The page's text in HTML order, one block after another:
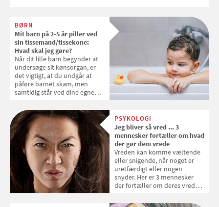
deler her 6 råd til, hvordan du undgår, at
coronaisolation udvikler sig til ensomhed
BØRN
Mit barn på 2-5 år piller ved
sin tissemand/tissekone:
Hvad skal jeg gøre?
Når dit lille barn begynder at
undersøge sit kønsorgan, er
det vigtigt, at du undgår at
påføre barnet skam, men
samtidig står ved dine egne
siger psykolog Morten Prahl,
som mener, at målet må være
at give vores børn et så
naturligt og glædesfuldt
forhold til deres kønsorganer
som muligt
PSYKOLOGI
Jeg bliver så vred ... 3
mennesker fortæller om hvad
der gør dem vrede
Vreden kan komme væltende
eller snigende, når noget er
uretfærdigt eller nogen
snyder. Her er 3 mennesker
der fortæller om deres vrede,